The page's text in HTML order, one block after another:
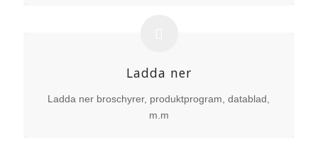
Ladda ner
Ladda ner broschyrer, produktprogram, datablad,
m.m